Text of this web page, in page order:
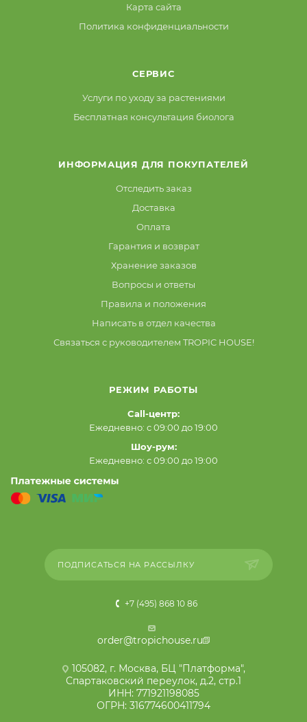
Карта сайта
Политика конфиденциальности
СЕРВИС
Услуги по уходу за растениями
Бесплатная консультация биолога
ИНФОРМАЦИЯ ДЛЯ ПОКУПАТЕЛЕЙ
Отследить заказ
Доставка
Оплата
Гарантия и возврат
Хранение заказов
Вопросы и ответы
Правила и положения
Написать в отдел качества
Связаться с руководителем TROPIC HOUSE!
РЕЖИМ РАБОТЫ
Call-центр:
Ежедневно: с 09:00 до 19:00
Шоу-рум:
Ежедневно: с 09:00 до 19:00
ПОДПИСАТЬСЯ НА РАССЫЛКУ
+7 (495) 868 10 86
order@tropichouse.ru
105082, г. Москва, БЦ "Платформа",
Спартаковский переулок, д.2, стр.1
ИНН: 771921198085
ОГРН: 316774600411794